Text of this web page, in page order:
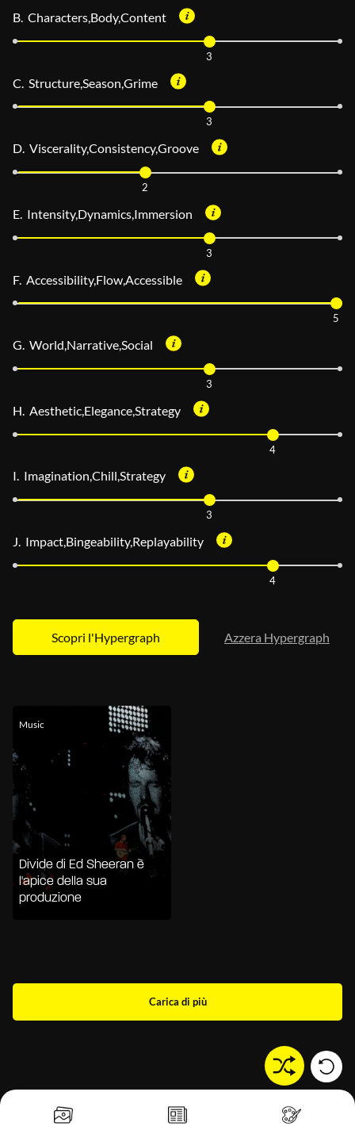
B. Characters,Body,Content
3
C. Structure,Season,Grime
3
D. Viscerality,Consistency,Groove
2
E. Intensity,Dynamics,Immersion
3
F. Accessibility,Flow,Accessible
5
G. World,Narrative,Social
3
H. Aesthetic,Elegance,Strategy
4
I. Imagination,Chill,Strategy
3
J. Impact,Bingeability,Replayability
4
Azzera Hypergraph
Music
Divide di Ed Sheeran è
l'apice della sua
produzione
Carica di più